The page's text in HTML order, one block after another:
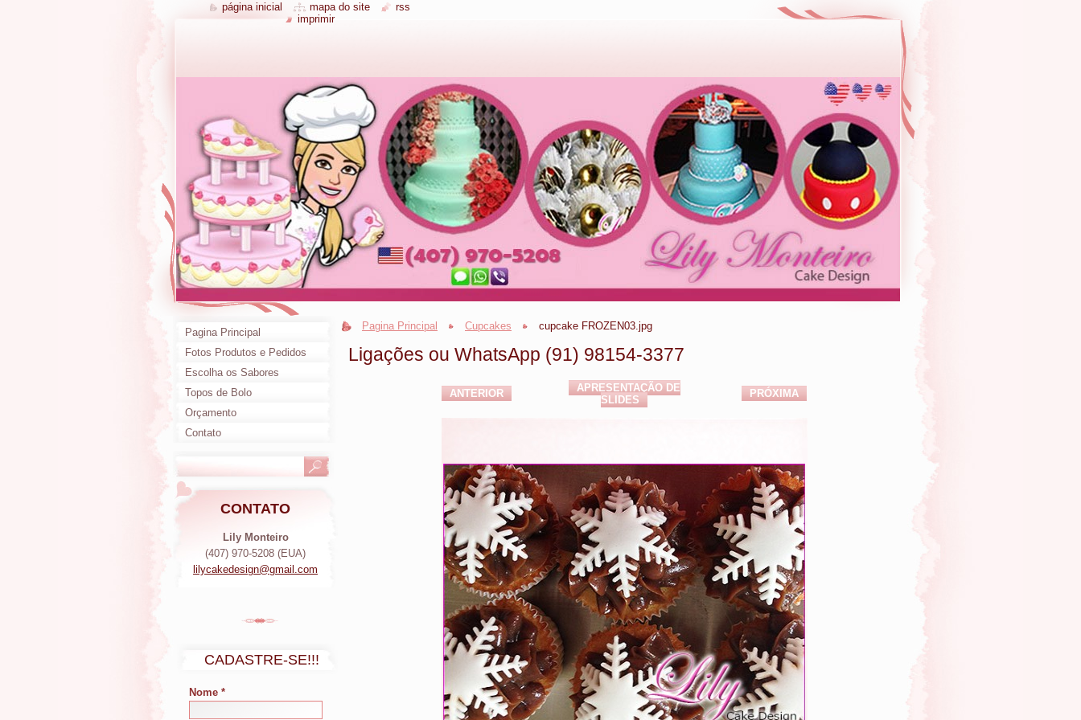
Pagina Principal Cupcakes cupcake FROZEN03.jpg
Ligações ou WhatsApp (91) 98154-3377
ANTERIOR
APRESENTAÇÃO DE
SLIDES
PRÓXIMA
Pagina Principal
Fotos Produtos e Pedidos
Escolha os Sabores
Topos de Bolo
Orçamento
Contato
CONTATO
Lily Monteiro
(407) 970-5208 (EUA)
lilycakedesign@gmail.com
CADASTRE-SE!!!
Nome *
página inicial mapa do site
rss
imprimir